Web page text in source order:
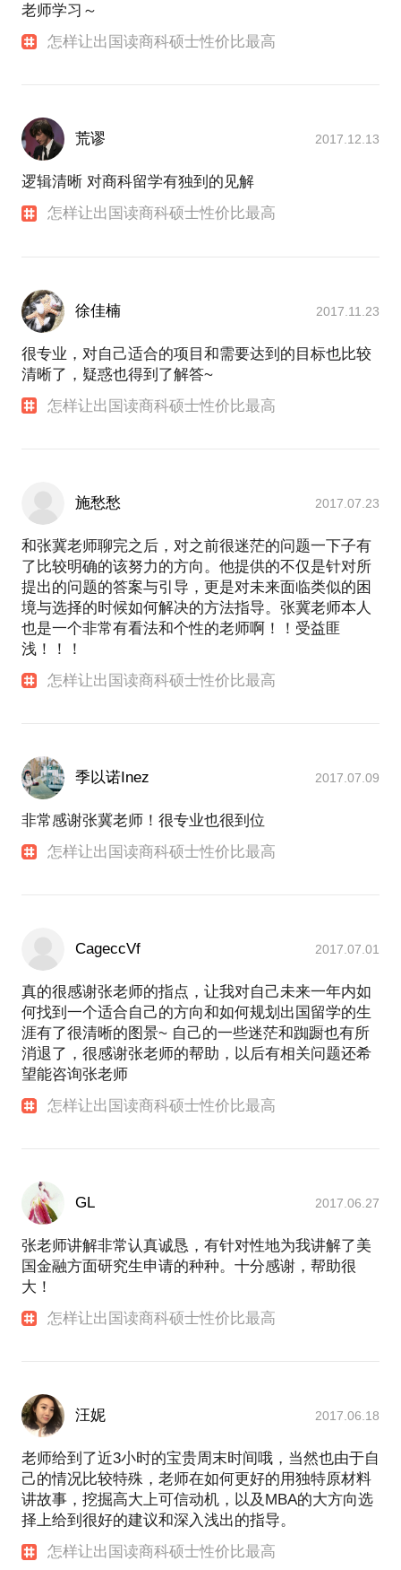
老师学习～
怎样让出国读商科硕士性价比最高
荒谬 2017.12.13
逻辑清晰 对商科留学有独到的见解
怎样让出国读商科硕士性价比最高
徐佳楠 2017.11.23
很专业，对自己适合的项目和需要达到的目标也比较
清晰了，疑惑也得到了解答~
怎样让出国读商科硕士性价比最高
施愁愁 2017.07.23
和张冀老师聊完之后，对之前很迷茫的问题一下子有
了比较明确的该努力的方向。他提供的不仅是针对所
提出的问题的答案与引导，更是对未来面临类似的困
境与选择的时候如何解决的方法指导。张冀老师本人
也是一个非常有看法和个性的老师啊！！受益匪
浅！！！
怎样让出国读商科硕士性价比最高
季以诺Inez 2017.07.09
非常感谢张冀老师！很专业也很到位
怎样让出国读商科硕士性价比最高
CageccVf 2017.07.01
真的很感谢张老师的指点，让我对自己未来一年内如
何找到一个适合自己的方向和如何规划出国留学的生
涯有了很清晰的图景~ 自己的一些迷茫和踟蹰也有所
消退了，很感谢张老师的帮助，以后有相关问题还希
望能咨询张老师
怎样让出国读商科硕士性价比最高
GL 2017.06.27
张老师讲解非常认真诚恳，有针对性地为我讲解了美
国金融方面研究生申请的种种。十分感谢，帮助很
大！
怎样让出国读商科硕士性价比最高
汪妮 2017.06.18
老师给到了近3小时的宝贵周末时间哦，当然也由于自
己的情况比较特殊，老师在如何更好的用独特原材料
讲故事，挖掘高大上可信动机，以及MBA的大方向选
择上给到很好的建议和深入浅出的指导。
怎样让出国读商科硕士性价比最高